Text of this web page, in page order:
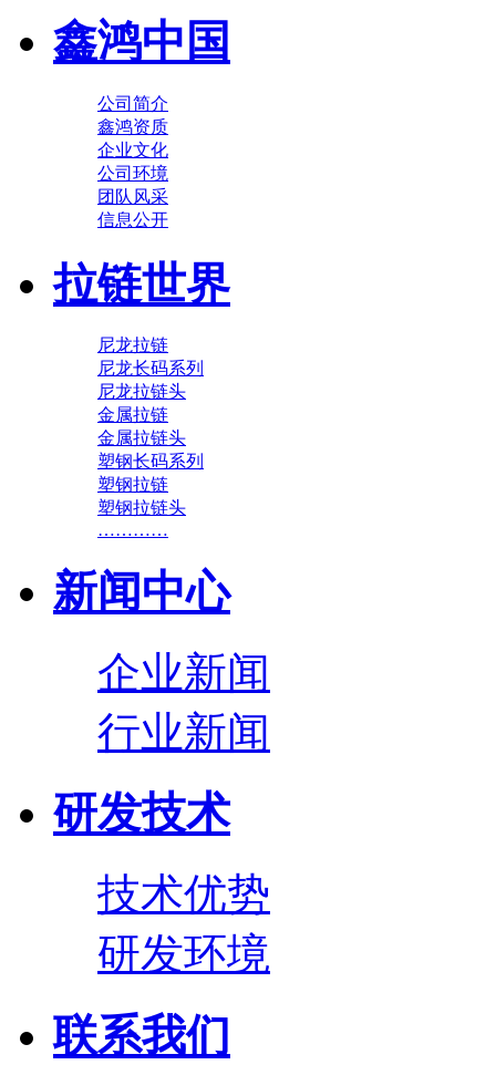
鑫鸿中国
公司简介
鑫鸿资质
企业文化
公司环境
团队风采
信息公开
拉链世界
尼龙拉链
尼龙长码系列
尼龙拉链头
金属拉链
金属拉链头
塑钢长码系列
塑钢拉链
塑钢拉链头
…………
新闻中心
企业新闻
行业新闻
研发技术
技术优势
研发环境
联系我们